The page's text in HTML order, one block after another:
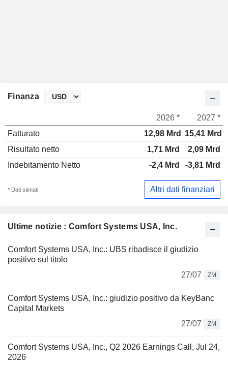
Ultime notizie : Comfort Systems USA, Inc.
Comfort Systems USA, Inc.: UBS ribadisce il giudizio
positivo sul titolo
27/07
ZM
Comfort Systems USA, Inc.: giudizio positivo da KeyBanc
Capital Markets
27/07
ZM
Comfort Systems USA, Inc., Q2 2026 Earnings Call, Jul 24,
2026
Finanza
2026 *
2027 *
Fatturato
12,98 Mrd
15,41 Mrd
Risultato netto
1,71 Mrd
2,09 Mrd
Indebitamento Netto
-2,4 Mrd -3,81 Mrd
* Dati stimati Altri dati finanziari